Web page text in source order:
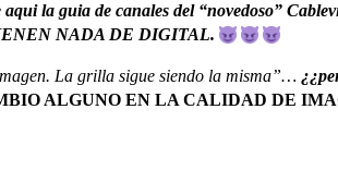
aqui la guia de canales del “novedoso”
NADA DE DIGITAL.
La grilla sigue siendo la misma”…
ALGUNO EN LA CALIDAD DE